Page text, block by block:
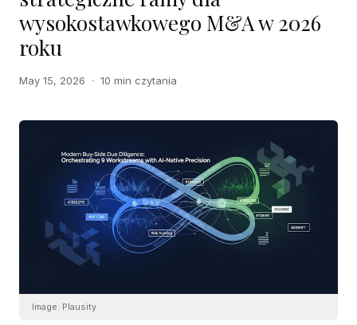
wysokostawkowego M&A w 2026
roku
May 15, 2026 · 10 min czytania
Image: Plausity